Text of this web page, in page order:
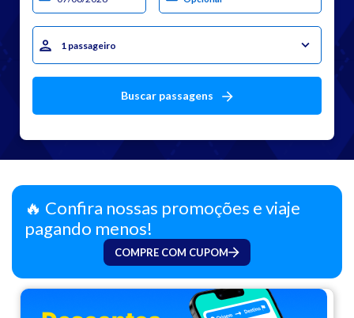
1 passageiro
Buscar passagens
🔥 Confira nossas promoções e viaje
pagando menos!
COMPRE COM CUPOM